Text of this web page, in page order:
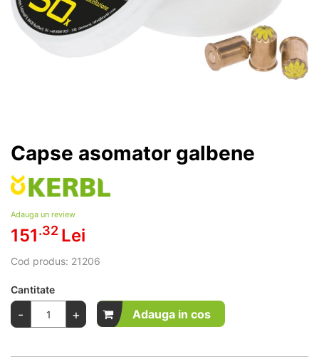
Capse asomator galbene
Adauga un review
151.32 Lei
Cod produs: 21206
Cantitate
- + Adauga in cos